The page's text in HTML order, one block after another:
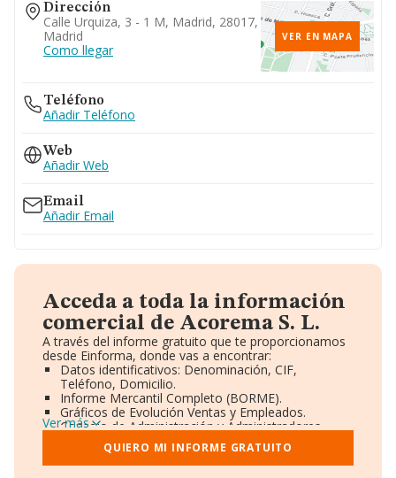
Dirección
Calle Urquiza, 3 - 1 M, Madrid, 28017,
Madrid
Como llegar
VER EN MAPA
Teléfono
Añadir Teléfono
Web
Añadir Web
Email
Añadir Email
Acceda a toda la información
comercial de Acorema S. L.
A través del informe gratuito que te proporcionamos
desde Einforma, donde vas a encontrar:
Datos identificativos: Denominación, CIF,
Teléfono, Domicilio.
Informe Mercantil Completo (BORME).
Gráficos de Evolución Ventas y Empleados.
Consejo de Administración y Administradores.
Directivos y Ejecutivos.
Accionistas.
Participaciones y Vinculaciones en otras empresas.
Ver más
QUIERO MI INFORME GRATUITO